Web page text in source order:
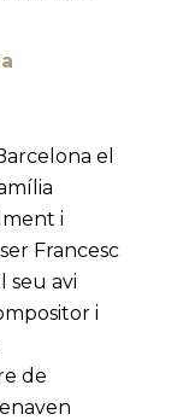
el
i
Francesc
seu avi
i
de